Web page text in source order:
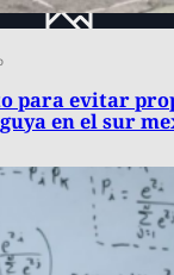
para evitar
en el sur